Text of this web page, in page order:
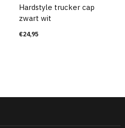
Hardstyle trucker cap
zwart wit
€24,95